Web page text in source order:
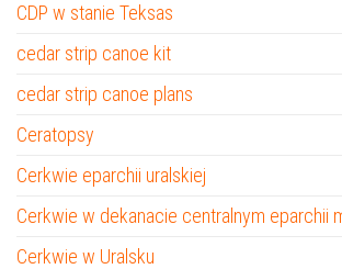
CDP w stanie Teksas
cedar strip canoe kit
cedar strip canoe plans
Ceratopsy
Cerkwie eparchii uralskiej
Cerkwie w dekanacie centralnym eparchii
Cerkwie w Uralsku